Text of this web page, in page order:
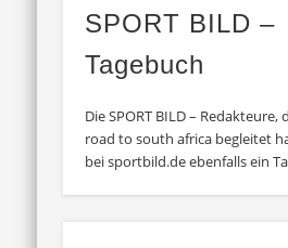
SPORT BILD –
Tagebuch
Die SPORT BILD – Redakteure,
road to south africa begleitet
bei sportbild.de ebenfalls ein